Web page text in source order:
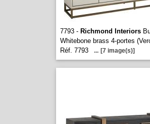
7793 - Richmond Interiors
Whitebone brass 4-portes
Réf. 7793
... [7 image(s)]